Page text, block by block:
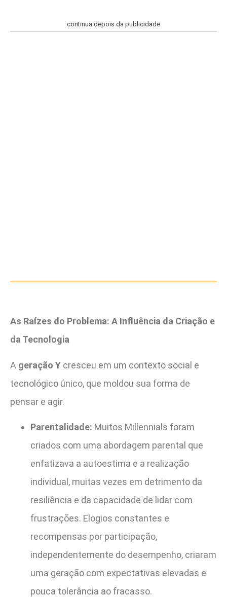
continua depois da publicidade
As Raízes do Problema: A Influência da Criação e
da Tecnologia
A geração Y cresceu em um contexto social e
tecnológico único, que moldou sua forma de
pensar e agir.
Parentalidade: Muitos Millennials foram
criados com uma abordagem parental que
enfatizava a autoestima e a realização
individual, muitas vezes em detrimento da
resiliência e da capacidade de lidar com
frustrações. Elogios constantes e
recompensas por participação,
independentemente do desempenho, criaram
uma geração com expectativas elevadas e
pouca tolerância ao fracasso.